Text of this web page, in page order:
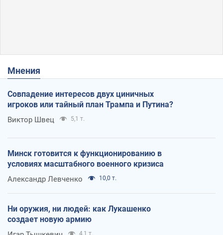
Мнения
Совпадение интересов двух циничных
игроков или тайный план Трампа и Путина?
Виктор Швец 5,1 т.
Минск готовится к функционированию в
условиях масштабного военного кризиса
Александр Левченко 10,0 т.
Ни оружия, ни людей: как Лукашенко
создает новую армию
4,1 т.